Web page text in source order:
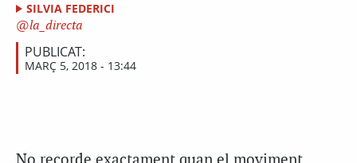
SILVIA FEDERICI
la_directa
PUBLICAT:
MARÇ 5, 2018 - 13:44